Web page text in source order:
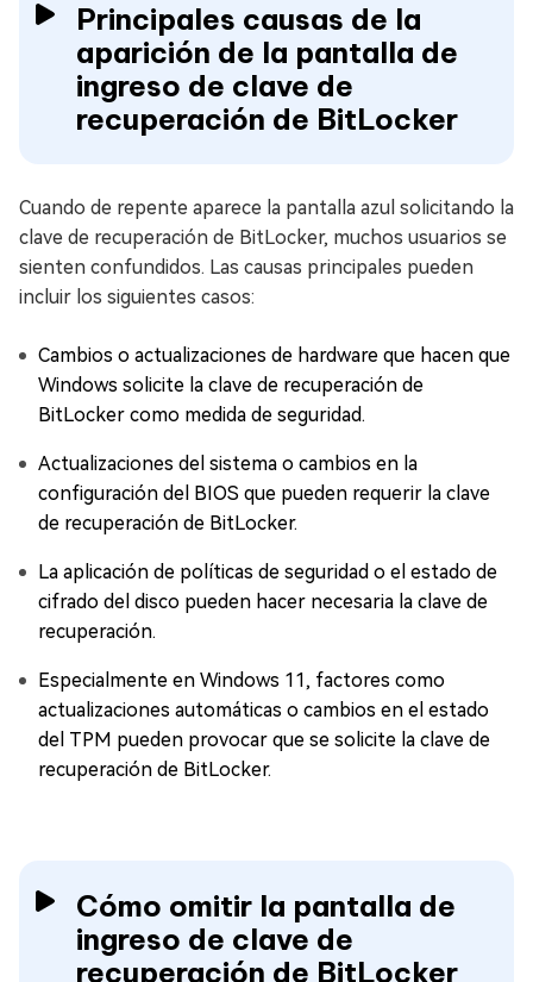
Principales causas de la
aparición de la pantalla de
ingreso de clave de
recuperación de BitLocker
Cuando de repente aparece la pantalla azul solicitando la
clave de recuperación de BitLocker, muchos usuarios se
sienten confundidos. Las causas principales pueden
incluir los siguientes casos:
Cambios o actualizaciones de hardware que hacen que
Windows solicite la clave de recuperación de
BitLocker como medida de seguridad.
Actualizaciones del sistema o cambios en la
configuración del BIOS que pueden requerir la clave
de recuperación de BitLocker.
La aplicación de políticas de seguridad o el estado de
cifrado del disco pueden hacer necesaria la clave de
recuperación.
Especialmente en Windows 11, factores como
actualizaciones automáticas o cambios en el estado
del TPM pueden provocar que se solicite la clave de
recuperación de BitLocker.
Cómo omitir la pantalla de
ingreso de clave de
recuperación de BitLocker